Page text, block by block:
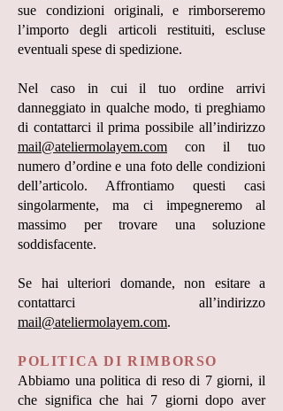
sue condizioni originali, e rimborseremo
l’importo degli articoli restituiti, escluse
eventuali spese di spedizione.
Nel caso in cui il tuo ordine arrivi
danneggiato in qualche modo, ti preghiamo
di contattarci il prima possibile all’indirizzo
mail@ateliermolayem.com con il tuo
numero d’ordine e una foto delle condizioni
dell’articolo. Affrontiamo questi casi
singolarmente, ma ci impegneremo al
massimo per trovare una soluzione
soddisfacente.
Se hai ulteriori domande, non esitare a
contattarci all’indirizzo
mail@ateliermolayem.com.
POLITICA DI RIMBORSO
Abbiamo una politica di reso di 7 giorni, il
che significa che hai 7 giorni dopo aver